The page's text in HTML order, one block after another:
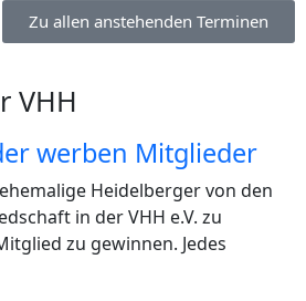
Zu allen anstehenden Terminen
VHH
werben Mitglieder
Heidelberger von den
in der VHH e.V. zu
zu gewinnen. Jedes